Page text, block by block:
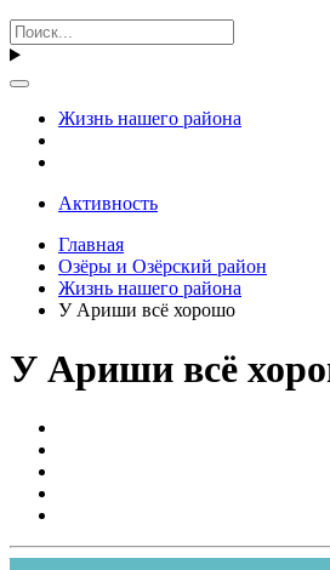
Жизнь нашего района
Активность
Главная
Озёры и Озёрский район
Жизнь нашего района
У Ариши всё хорошо
У Ариши всё